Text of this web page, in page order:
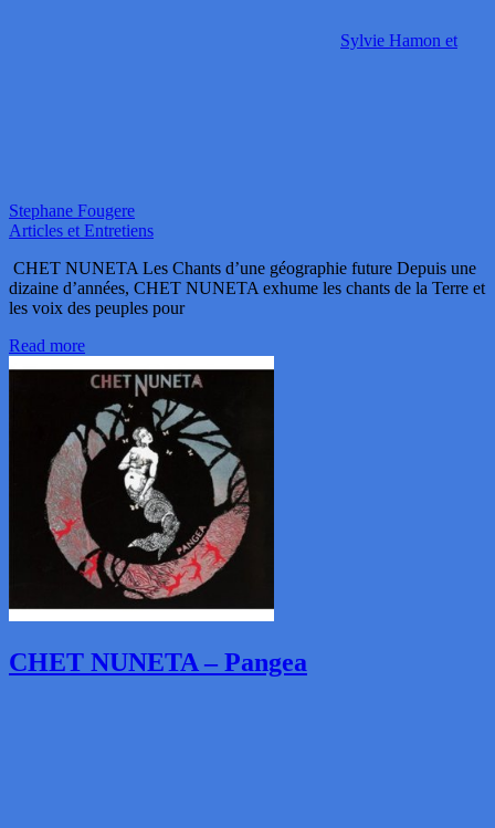
Sylvie Hamon et
Stephane Fougere
Articles et Entretiens
CHET NUNETA Les Chants d’une géographie future Depuis une
dizaine d’années, CHET NUNETA exhume les chants de la Terre et
les voix des peuples pour
Read more
CHET NUNETA – Pangea